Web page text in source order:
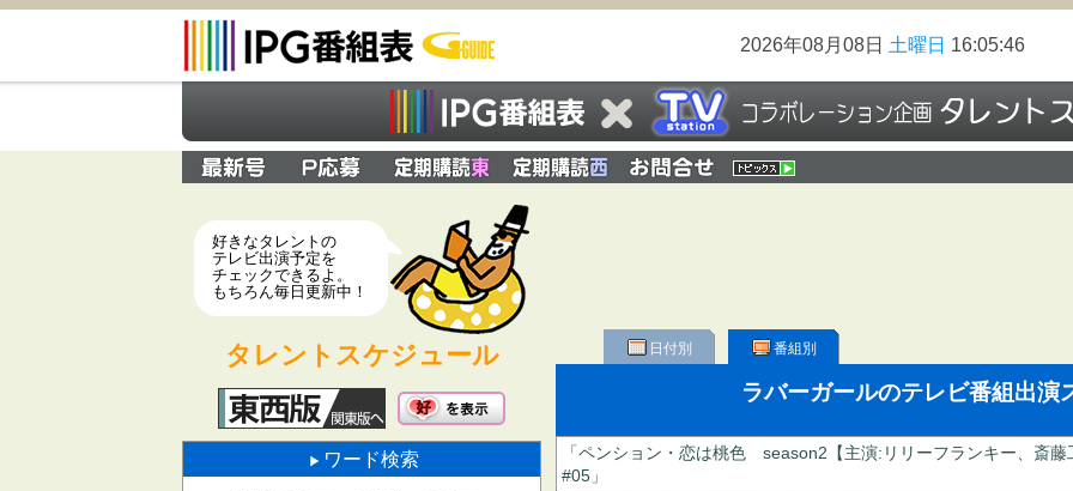
2026年08月08日 土曜日 16:05:46
好きなタレントの
テレビ出演予定を
チェックできるよ。
もちろん毎日更新中！
タレントスケジュール
ワード検索
日付別 番組別
ラバーガールのテレビ番組出演
「ペンション・恋は桃色 season2【主演:リリーフランキー、斎
#05」